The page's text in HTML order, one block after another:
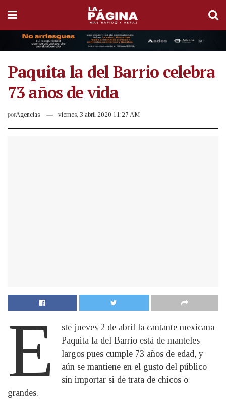
Paquita la del Barrio celebra
73 años de vida
porAgencias viernes, 3 abril 2020 11:27 AM
E
ste jueves 2 de abril la cantante mexicana
Paquita la del Barrio está de manteles
largos pues cumple 73 años de edad, y
aún se mantiene en el gusto del público
sin importar si de trata de chicos o
grandes.